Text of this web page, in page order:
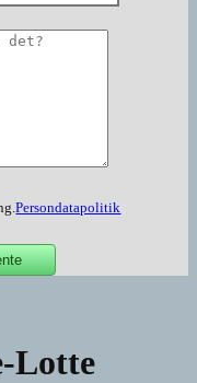
Persondatapolitik
Lotte